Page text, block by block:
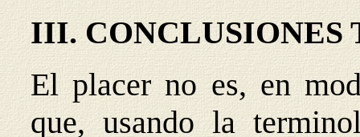
III. CONCLUSIONES
El placer no es, en
que, usando la